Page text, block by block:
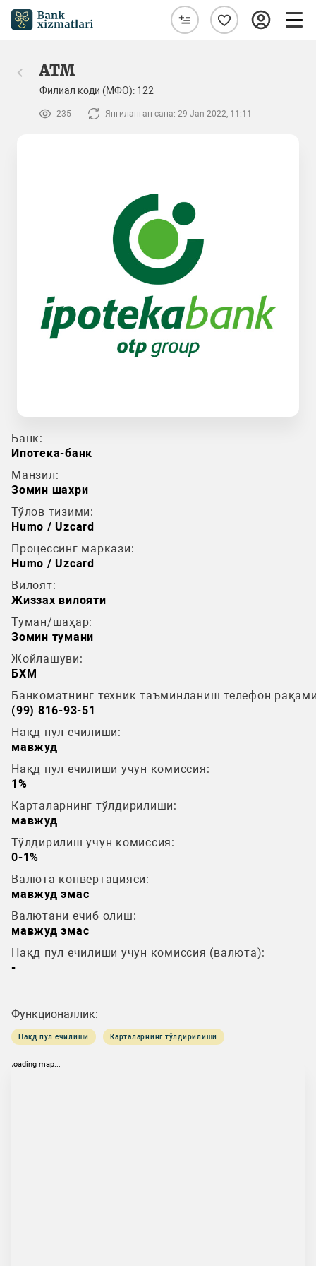
ATM
Филиал коди (МФО): 122
235 Янгиланган сана: 29 Jan 2022, 11:11
Банк:
Ипотека-банк
Манзил:
Зомин шахри
Тўлов тизими:
Humo / Uzcard
Процессинг маркази:
Humo / Uzcard
Вилоят:
Жиззах вилояти
Туман/шаҳар:
Зомин тумани
Жойлашуви:
БХМ
Банкоматнинг техник таъминланиш телефон
(99) 816-93-51
Нақд пул ечилиши:
мавжуд
Нақд пул ечилиши учун комиссия:
1%
Карталарнинг тўлдирилиши:
мавжуд
Тўлдирилиш учун комиссия:
0-1%
Валюта конвертацияси:
мавжуд эмас
Валютани ечиб олиш:
мавжуд эмас
Нақд пул ечилиши учун комиссия (валюта):
-
Функционаллик:
Нақд пул ечилиши Карталарнинг тўлдирилиши
loading map...